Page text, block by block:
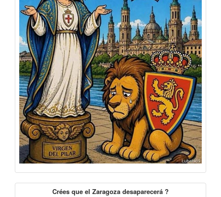
Crées que el Zaragoza desaparecerá ?